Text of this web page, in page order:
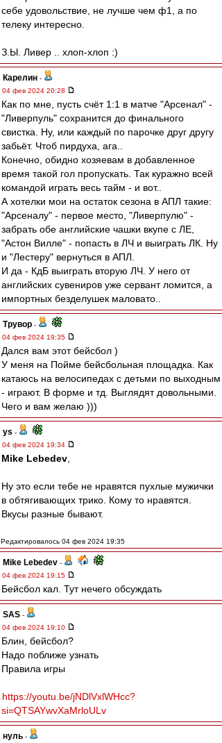
себе удовольствие, не лучше чем ф1, а по
телеку интересно.
З.Ы. Ливер .. хлоп-хлоп :)
Карелин -
04 фев 2024 20:28
Как по мне, пусть счёт 1:1 в матче "Арсенал" -
"Ливерпуль" сохранится до финального
свистка. Ну, или каждый по парочке друг другу
забьёт. Чтоб пирдуха, ага..
Конечно, обидно хозяевам в добавленное
время такой гол пропускать. Так куражно всей
командой играть весь тайм - и вот..
А хотелки мои на остаток сезона в АПЛ такие:
"Арсеналу" - первое место, "Ливерпулю" -
забрать обе английские чашки вкупе с ЛЕ,
"Астон Вилле" - попасть в ЛЧ и выиграть ЛК. Ну
и "Лестеру" вернуться в АПЛ.
И да - КдБ выиграть вторую ЛЧ. У него от
английских сувениров уже сервант ломится, а
импортных безделушек маловато..
Трувор -
04 фев 2024 19:35
Дался вам этот бейсбол )
У меня на Пойме бейсбольная площадка. Как
катаюсь на велосипедах с детьми по выходным
- играют. В форме и тд. Выглядят довольными.
Чего и вам желаю )))
ys -
04 фев 2024 19:34
Mike Lebedev
Ну это если тебе не нравятся пухлые мужички
в обтягивающих трико. Кому то нравятся.
Вкусы разные бывают.
Редактировалось 04 фев 2024 19:35
Mike Lebedev -
04 фев 2024 19:15
Бейсбол кал. Тут нечего обсуждать
SAS -
04 фев 2024 19:10
Блин, бейсбол?
Надо поближе узнать
Правила игры
https://youtu.be/jNDlVxlWHcc?
si=QTSAYwvXaMrloULv
нуль -